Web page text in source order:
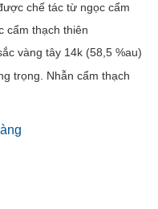
chế tác từ ngọc cẩm
cẩm thạch thiên
vàng tây 14k (58,5 %au)
trọng. Nhẫn cẩm thạch